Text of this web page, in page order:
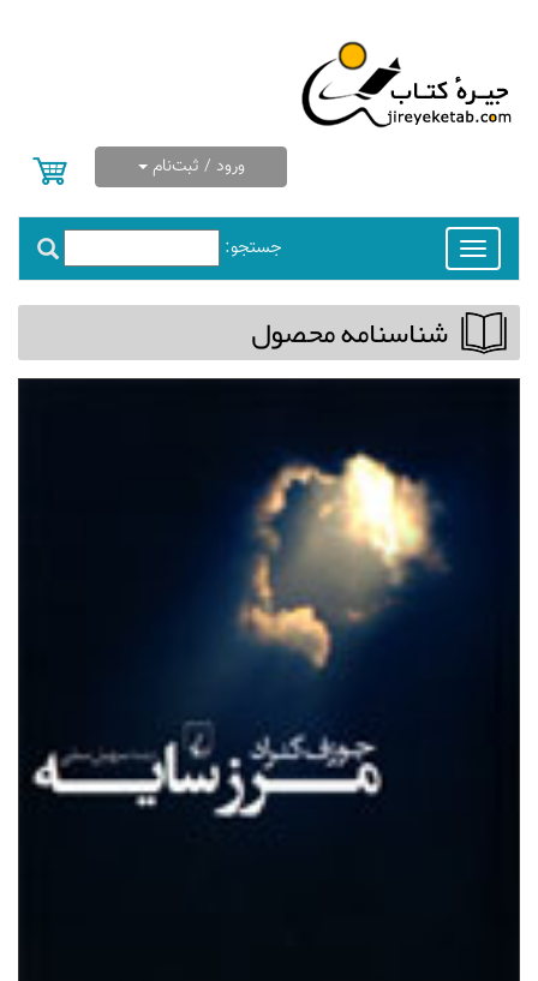
ورود / ثبت‌نام
جستجو:
Toggle
navigation
شناسنامه محصول